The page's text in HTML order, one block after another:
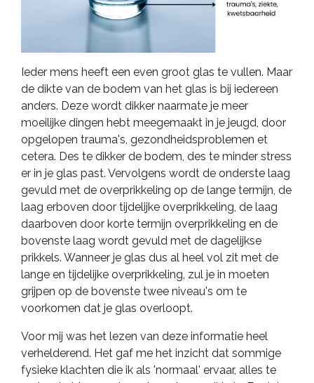
Ieder mens heeft een even groot glas te vullen. Maar
de dikte van de bodem van het glas is bij iedereen
anders. Deze wordt dikker naarmate je meer
moeilijke dingen hebt meegemaakt in je jeugd, door
opgelopen trauma's, gezondheidsproblemen et
cetera. Des te dikker de bodem, des te minder stress
er in je glas past. Vervolgens wordt de onderste laag
gevuld met de overprikkeling op de lange termijn, de
laag erboven door tijdelijke overprikkeling, de laag
daarboven door korte termijn overprikkeling en de
bovenste laag wordt gevuld met de dagelijkse
prikkels. Wanneer je glas dus al heel vol zit met de
lange en tijdelijke overprikkeling, zul je in moeten
grijpen op de bovenste twee niveau's om te
voorkomen dat je glas overloopt.
Voor mij was het lezen van deze informatie heel
verhelderend. Het gaf me het inzicht dat sommige
fysieke klachten die ik als 'normaal' ervaar, alles te